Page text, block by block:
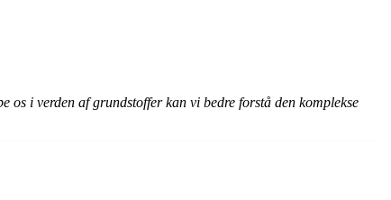
os i verden af grundstoffer kan vi bedre forstå den komplekse